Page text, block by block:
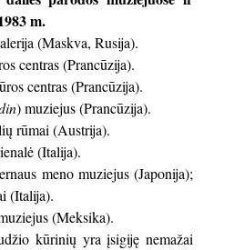
m.
(Maskva, Rusija).
centras (Prancūzija).
centras (Prancūzija).
) muziejus (Prancūzija).
rūmai (Austrija).
(Italija).
meno muziejus (Japonija);
(Italija).
(Meksika).
kūrinių yra įsigiję nemažai